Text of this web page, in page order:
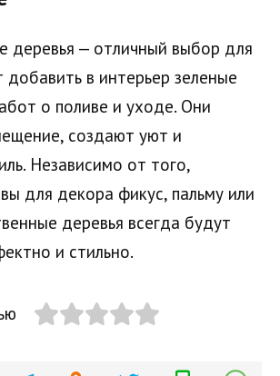
деревья — отличный выбор для
добавить в интерьер зеленые
о поливе и уходе. Они
создают уют и
Независимо от того,
для декора фикус, пальму или
деревья всегда будут
и стильно.